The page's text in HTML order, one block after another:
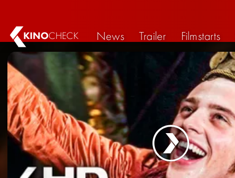
KINOCHECK News Trailer Filmstarts